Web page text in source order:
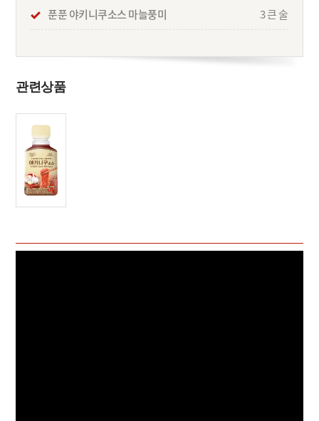
푼푼 야키니쿠소스 마늘풍미
3 큰 술
관련상품